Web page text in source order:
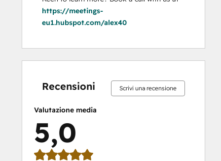
https://meetings-
eu1.hubspot.com/alex40
Recensioni Scrivi una recensione
Valutazione media
5,0
100%
0%
0%
0%
0%